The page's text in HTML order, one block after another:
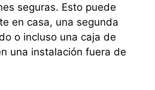
seguras. Esto puede
en casa, una segunda
o incluso una caja de
una instalación fuera de